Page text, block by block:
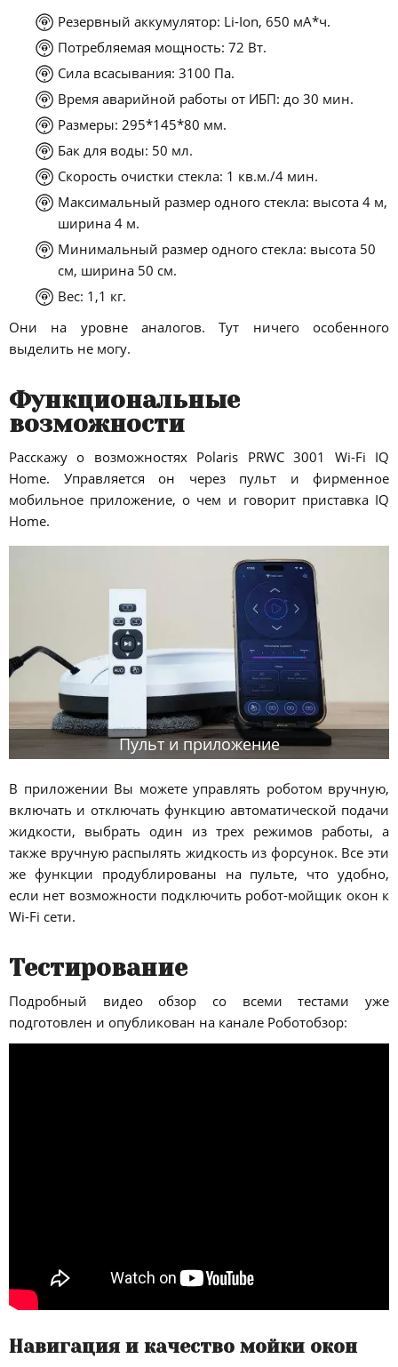
Резервный аккумулятор: Li-Ion, 650 мА*ч.
Потребляемая мощность: 72 Вт.
Сила всасывания: 3100 Па.
Время аварийной работы от ИБП: до 30 мин.
Размеры: 295*145*80 мм.
Бак для воды: 50 мл.
Скорость очистки стекла: 1 кв.м./4 мин.
Максимальный размер одного стекла: высота 4 м,
ширина 4 м.
Минимальный размер одного стекла: высота 50
см, ширина 50 см.
Вес: 1,1 кг.
Они на уровне аналогов. Тут ничего особенного
выделить не могу.
Функциональные
возможности
Расскажу о возможностях Polaris PRWC 3001 Wi-Fi IQ
Home. Управляется он через пульт и фирменное
мобильное приложение, о чем и говорит приставка IQ
Home.
Пульт и приложение
В приложении Вы можете управлять роботом вручную,
включать и отключать функцию автоматической подачи
жидкости, выбрать один из трех режимов работы, а
также вручную распылять жидкость из форсунок. Все эти
же функции продублированы на пульте, что удобно,
если нет возможности подключить робот-мойщик окон к
Wi-Fi сети.
Тестирование
Подробный видео обзор со всеми тестами уже
подготовлен и опубликован на канале Роботобзор:
Навигация и качество мойки окон